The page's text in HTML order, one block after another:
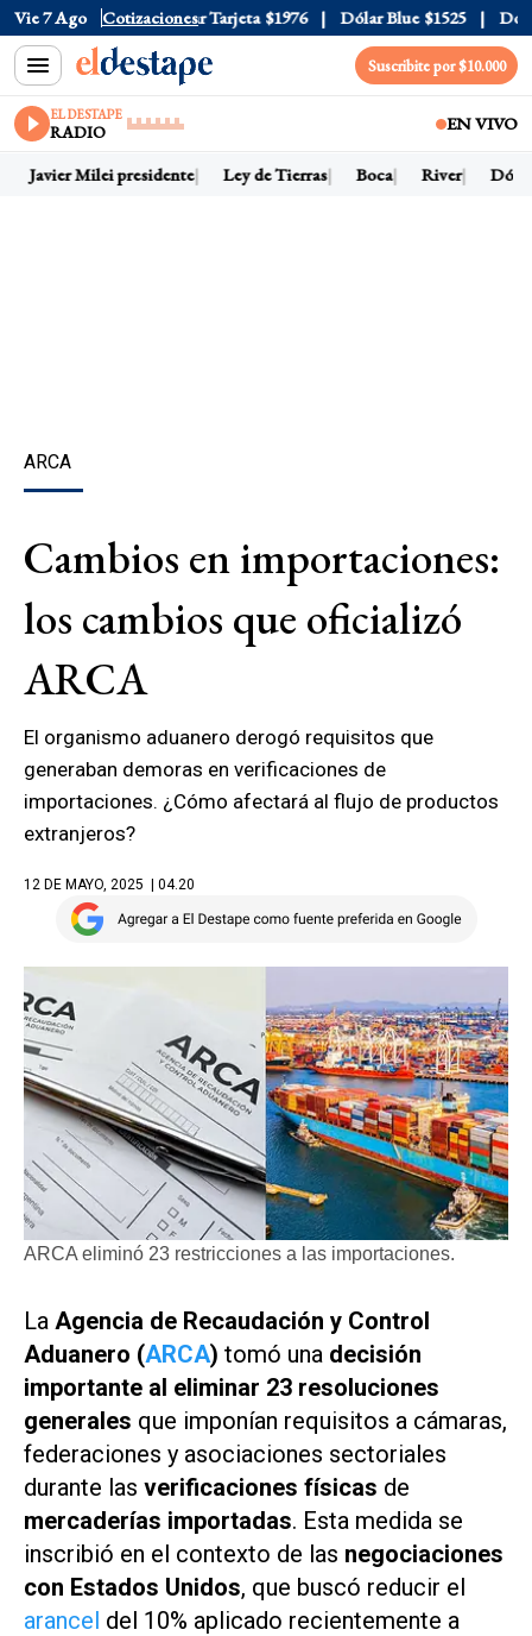
Vie 7 Ago Cotizaciones
$1520 Dólar Tarjeta $1976 Dólar Blue $1525 Dólar
Suscribite por $10.000
EL DESTAPE
RADIO EN VIVO
Javier Milei presidente Ley de Tierras Boca River Dólar
ARCA
Cambios en importaciones:
los cambios que oficializó
ARCA
El organismo aduanero derogó requisitos que
generaban demoras en verificaciones de
importaciones. ¿Cómo afectará al flujo de productos
extranjeros?
12 DE MAYO, 2025 | 04.20
ARCA eliminó 23 restricciones a las importaciones.
La Agencia de Recaudación y Control
Aduanero (ARCA) tomó una decisión
importante al eliminar 23 resoluciones
generales que imponían requisitos a cámaras,
federaciones y asociaciones sectoriales
durante las verificaciones físicas de
mercaderías importadas. Esta medida se
inscribió en el contexto de las negociaciones
con Estados Unidos, que buscó reducir el
arancel del 10% aplicado recientemente a